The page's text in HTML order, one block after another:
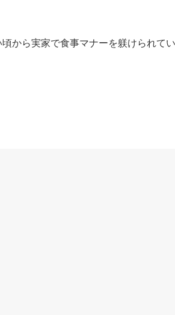
から実家で食事マナーを躾けられて